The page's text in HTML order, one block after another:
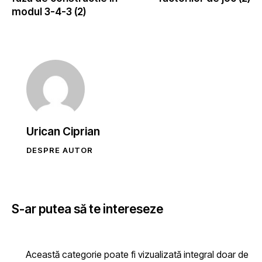
modul 3-4-3 (2)
Urican Ciprian
DESPRE AUTOR
S-ar putea să te intereseze
Această categorie poate fi vizualizată integral doar de